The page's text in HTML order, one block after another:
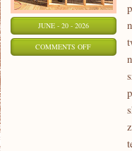
JUNE - 20 - 2026
COMMENTS OFFON
KOSMETYKI